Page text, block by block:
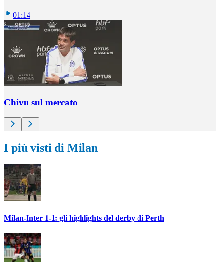
01:14
Chivu sul mercato
I più visti di Milan
Milan-Inter 1-1: gli highlights del derby di Perth